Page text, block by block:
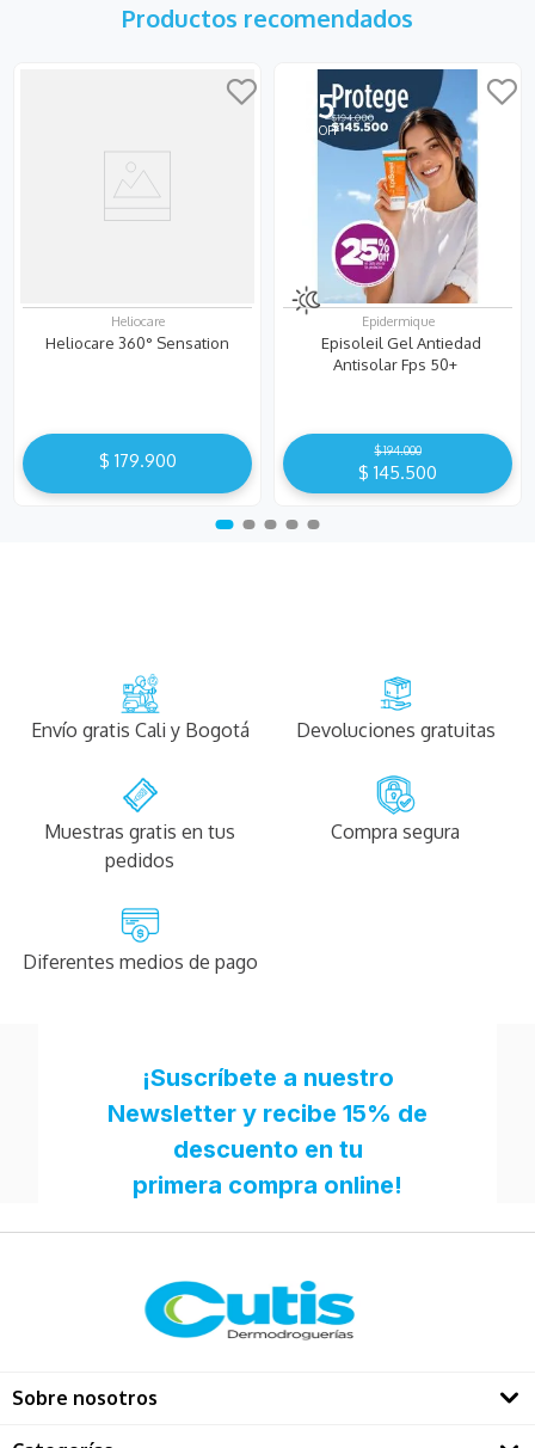
Productos recomendados
Heliocare
Heliocare 360° Sensation
$ 179.900
25
Epidermique
Episoleil Gel Antiedad
Antisolar Fps 50+
$194.000
$ 145.500
Envío gratis Cali y Bogotá Devoluciones gratuitas
Muestras gratis en tus
pedidos
Compra segura
Diferentes medios de pago
Sobre nosotros
Quienes somos